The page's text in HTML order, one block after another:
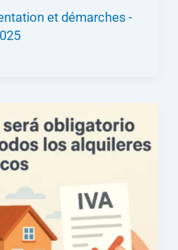
et démarches-